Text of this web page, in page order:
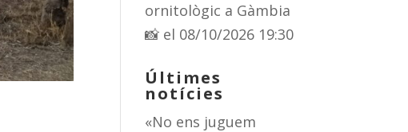
ornitològic a Gàmbia
📸 el 08/10/2026 19:30
Últimes
notícies
«No ens juguem